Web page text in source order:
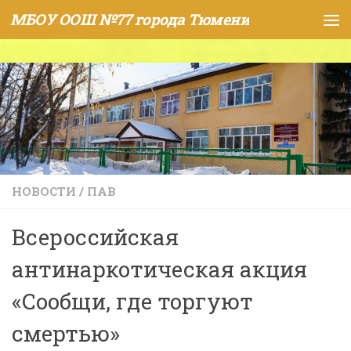
Skip to content
МБОУ ООШ №77 города Тюмени
НОВОСТИ / ПАВ
Всероссийская
антинаркотическая акция
«Сообщи, где торгуют
смертью»